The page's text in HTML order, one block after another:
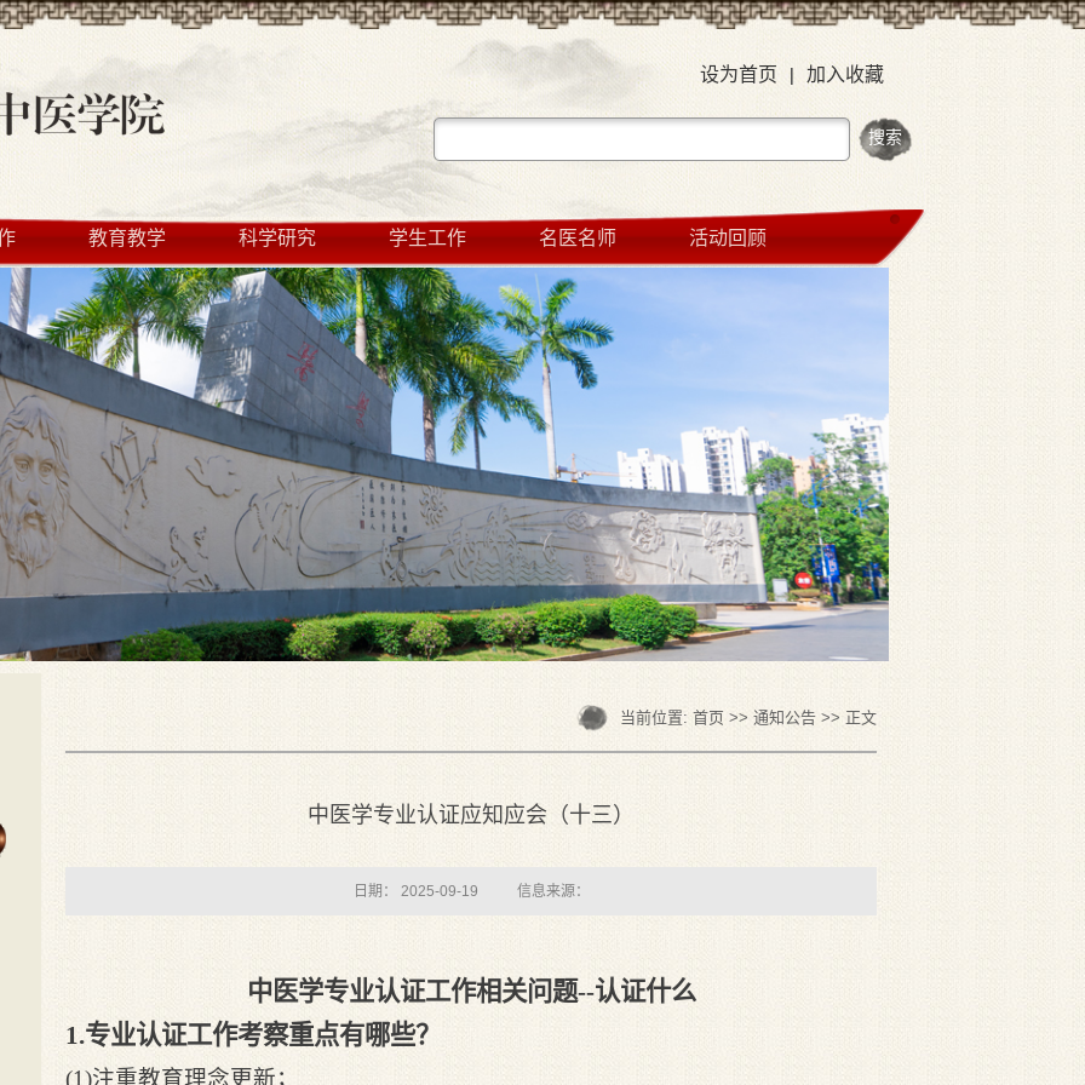
设为首页 加入收藏
教育教学 科学研究 学生工作 名医名师 活动回顾
当前位置: 首页 >> 通知公告 >> 正文
中医学专业认证应知应会（十三）
日期： 2025-09-19 信息来源：
中医学专业认证工作相关问题--认证什么
1.专业认证工作考察重点有哪些？
(1)注重教育理念更新；